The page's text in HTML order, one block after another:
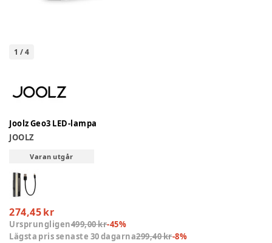
1 /4
Joolz Geo3 LED-lampa
JOOLZ
Varan utgår
274,45 kr
Ursprungligen499,00 kr-45%
Lägsta pris senaste 30 dagarna299,40 kr-8%